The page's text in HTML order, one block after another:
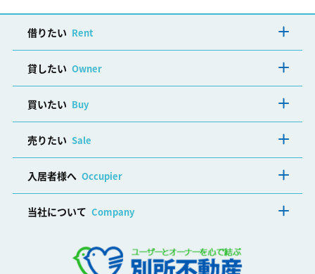
借りたい Rent
貸したい Owner
買いたい Buy
売りたい Sale
入居者様へ Occupier
当社について Company